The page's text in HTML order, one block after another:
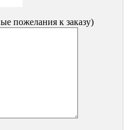
пожелания к заказу)